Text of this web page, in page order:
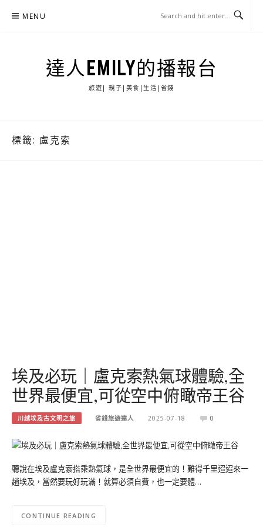
MENU
達人EMILY的播報台
旅遊| 親子|美食|生活|省錢
標籤: 盧克索
埃及必玩｜盧克索熱氣球體驗,全
世界最便宜,可從空中俯瞰帝王谷
川越埃及古文明之旅 省錢旅遊達人 2025-07-18 0
聽說在埃及盧克索搭乘熱氣球，是全世界最便宜的！難得千里迢迢來一
趟埃及，當然要玩好玩滿！就算必須自費，也一定要體…
CONTINUE READING